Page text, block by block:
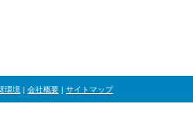
環境 | 会社概要 | サイトマップ